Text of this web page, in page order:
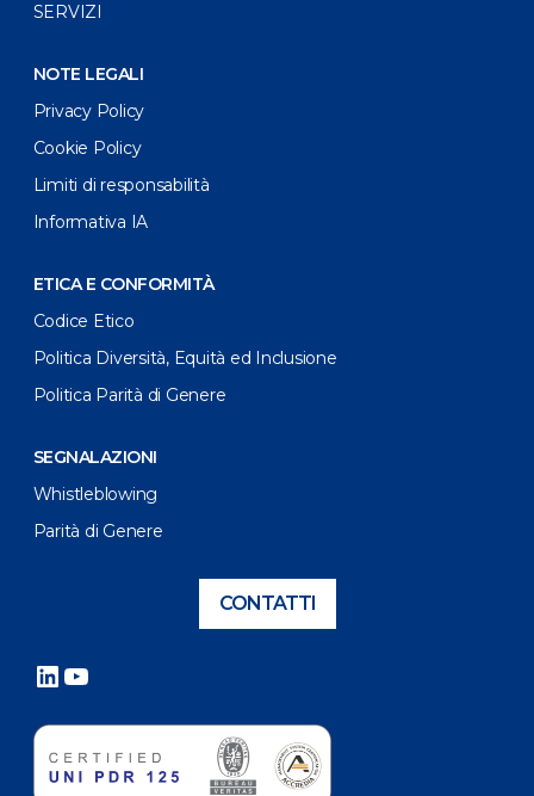
SERVIZI
NOTE LEGALI
Privacy Policy
Cookie Policy
Limiti di responsabilità
Informativa IA
ETICA E CONFORMITÀ
Codice Etico
Politica Diversità, Equità ed Inclusione
Politica Parità di Genere
SEGNALAZIONI
Whistleblowing
Parità di Genere
CONTATTI
LinkedIn
YouTube